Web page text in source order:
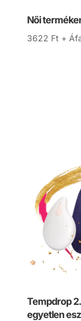
Női
3622 Ft +
Tempdrop
egyetlen